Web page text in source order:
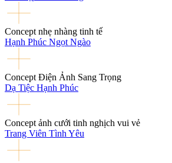
Concept nhẹ nhàng tinh tế
Hạnh Phúc Ngọt Ngào
Concept Điện Ảnh Sang Trọng
Dạ Tiệc Hạnh Phúc
Concept ảnh cưới tinh nghịch vui vẻ
Trang Viên Tình Yêu